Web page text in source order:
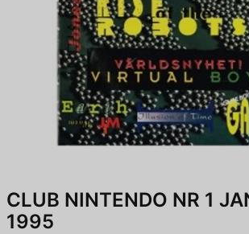
CLUB NINTENDO NR 1
1995